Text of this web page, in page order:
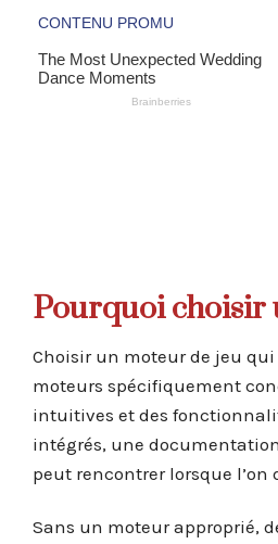
Pourquoi choisir
Choisir un moteur de jeu qui
moteurs spécifiquement
intuitives et des
intégrés, une
peut rencontrer lorsque l’on
Sans un moteur approprié,